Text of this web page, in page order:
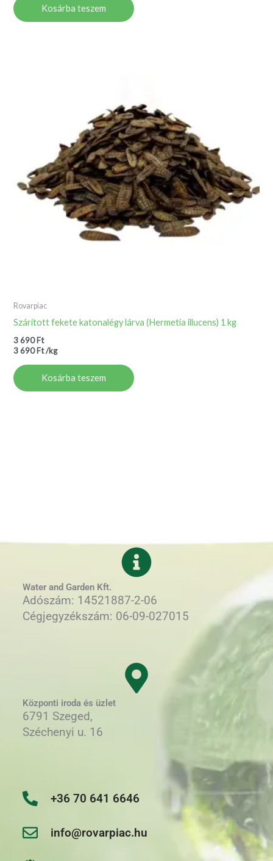
Kosárba teszem
Rovarpiac
Szárított fekete katonalégy lárva (Hermetia illucens) 1 kg
3 690Ft
3 690Ft/kg
Kosárba teszem
Water and Garden Kft.
Adószám: 14521887-2-06
Cégjegyzékszám: 06-09-027015
Központi iroda és üzlet
6791 Szeged,
Széchenyi u. 16
+36 70 641 6646
info@rovarpiac.hu